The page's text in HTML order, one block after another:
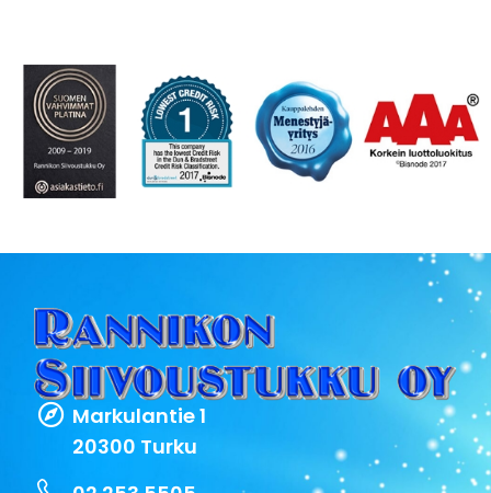
Markulantie 1
20300 Turku